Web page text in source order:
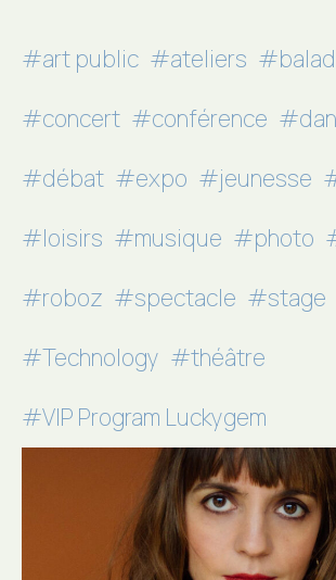
#art public #ateliers
#concert #conférence
#débat #expo #jeunesse
#loisirs #musique #photo
#roboz #spectacle #stage
#Technology #théâtre
#VIP Program Luckygem